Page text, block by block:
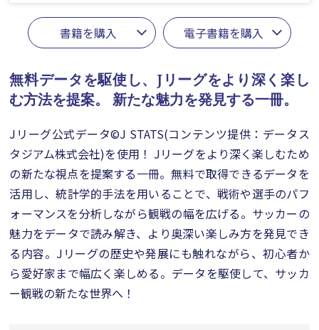
書籍を購入 電子書籍を購入
無料データを駆使し、Jリーグをより深く楽し
む方法を提案。
新たな魅力を発見する一冊。
Jリーグ公式データ©J STATS(コンテンツ提供：データス
タジアム株式会社)を使用！ Jリーグをより深く楽しむため
の新たな視点を提案する一冊。無料で取得できるデータを
活用し、統計学的手法を用いることで、戦術や選手のパフ
ォーマンスを分析しながら観戦の幅を広げる。サッカーの
魅力をデータで読み解き、より奥深い楽しみ方を発見でき
る内容。Jリーグの歴史や発展にも触れながら、初心者か
ら愛好家まで幅広く楽しめる。データを駆使して、サッカ
ー観戦の新たな世界へ！